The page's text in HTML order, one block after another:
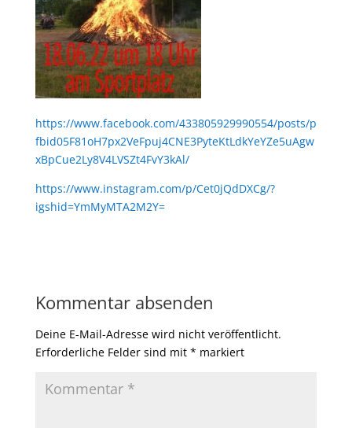
https://www.facebook.com/433805929990554/posts/p
fbid05F81oH7px2VeFpuj4CNE3PyteKtLdkYeYZe5uAgw
xBpCue2Ly8V4LVSZt4FvY3kAl/
https://www.instagram.com/p/Cet0jQdDXCg/?
igshid=YmMyMTA2M2Y=
Kommentar absenden
Deine E-Mail-Adresse wird nicht veröffentlicht.
Erforderliche Felder sind mit * markiert